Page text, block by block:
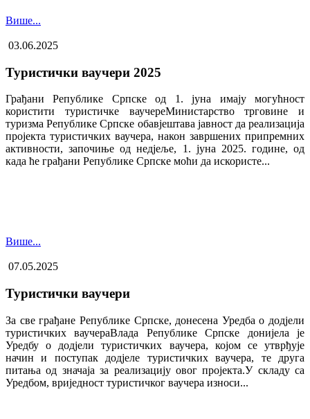
Више...
03.06.2025
Туристички ваучери 2025
Грађани Републике Српске од 1. јуна имају могућност
користити туристичке ваучере​Министарство трговине и
туризма Републике Српске обавјештава јавност да реализација
пројекта туристичких ваучера, након завршених припремних
активности, започиње од недјеље, 1. јуна 2025. године, од
када ће грађани Републике Српске моћи да искористе...
Више...
07.05.2025
Туристички ваучери
За све грађане Републике Српске, донесена Уредба о додјели
туристичких ваучера​Влада Републике Српске донијела је
Уредбу о додјели туристичких ваучера, којом се утврђује
начин и поступак додјеле туристичких ваучера, те друга
питања од значаја за реализацију овог пројекта.У складу са
Уредбом, вриједност туристичког ваучера износи...